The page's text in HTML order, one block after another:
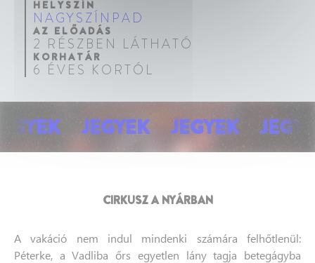
HELYSZÍN
NAGYSZÍNPAD
AZ ELŐADÁS
2 RÉSZBEN LÁTHATÓ
KORHATÁR
6 ÉVES KORTÓL
JEGYEK JEGYEK JEGYEK
chevron_left chevron_right
CIRKUSZ A NYÁRBAN
A vakáció nem indul mindenki számára felhőtlenül:
Péterke, a Vadliba őrs egyetlen lány tagja betegágyba